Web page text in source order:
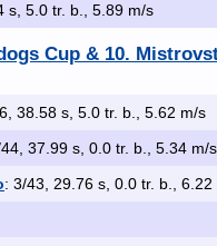
s, 5.0 tr. b., 5.89 m/s
Cup & 10.
38.58 s, 5.0 tr. b., 5.62 m/s
37.99 s, 0.0 tr. b., 5.34 m/s
: 3/43, 29.76 s, 0.0 tr. b., 6.22